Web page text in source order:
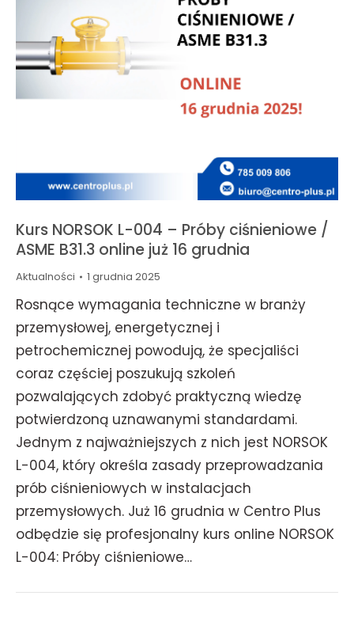
Kurs NORSOK L-004 – Próby ciśnieniowe /
ASME B31.3 online już 16 grudnia
Aktualności 1 grudnia 2025
Rosnące wymagania techniczne w branży
przemysłowej, energetycznej i
petrochemicznej powodują, że specjaliści
coraz częściej poszukują szkoleń
pozwalających zdobyć praktyczną wiedzę
potwierdzoną uznawanymi standardami.
Jednym z najważniejszych z nich jest NORSOK
L-004, który określa zasady przeprowadzania
prób ciśnieniowych w instalacjach
przemysłowych. Już 16 grudnia w Centro Plus
odbędzie się profesjonalny kurs online NORSOK
L-004: Próby ciśnieniowe…